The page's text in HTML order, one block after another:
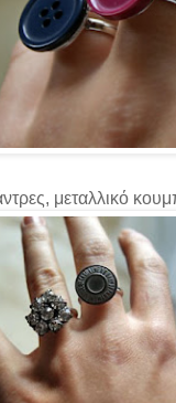
μεταλλικό